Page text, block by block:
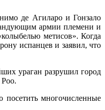
де Агиларо и Гонзало
армии племени и
метисов». Когда
испанцев и заявил, что
ураган разрушил город
посетить многочисленные